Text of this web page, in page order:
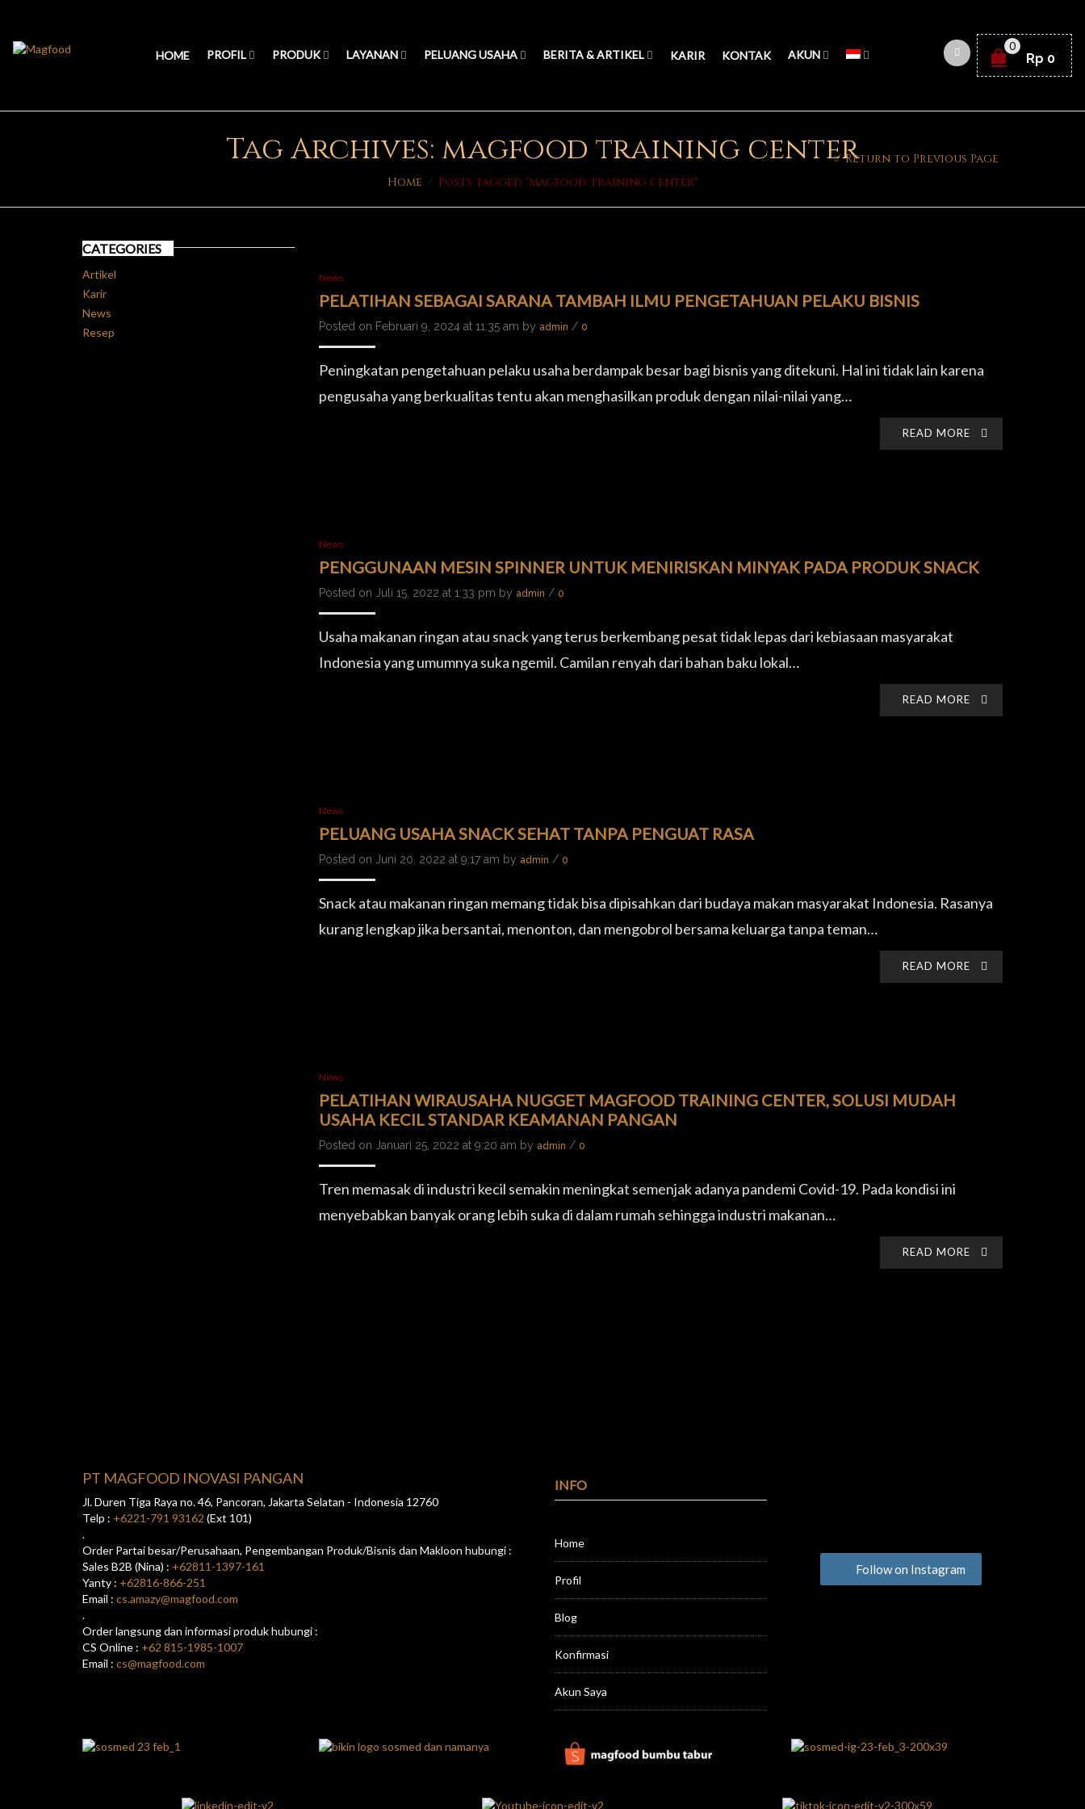
HOME PROFIL PRODUK LAYANAN PELUANG USAHA BERITA & ARTIKEL KARIR KONTAK AKUN
0
Rp 0
Tag Archives: magfood training center
Home / Posts tagged "magfood training center"
Return to Previous Page
News
PELATIHAN SEBAGAI SARANA TAMBAH ILMU PENGETAHUAN PELAKU BISNIS
Posted on Februari 9, 2024 at 11:35 am by admin / 0
Peningkatan pengetahuan pelaku usaha berdampak besar bagi bisnis yang ditekuni. Hal ini tidak lain karena
pengusaha yang berkualitas tentu akan menghasilkan produk dengan nilai-nilai yang…
READ MORE
News
PENGGUNAAN MESIN SPINNER UNTUK MENIRISKAN MINYAK PADA PRODUK SNACK
Posted on Juli 15, 2022 at 1:33 pm by admin / 0
Usaha makanan ringan atau snack yang terus berkembang pesat tidak lepas dari kebiasaan masyarakat
Indonesia yang umumnya suka ngemil. Camilan renyah dari bahan baku lokal…
READ MORE
News
PELUANG USAHA SNACK SEHAT TANPA PENGUAT RASA
Posted on Juni 20, 2022 at 9:17 am by admin / 0
Snack atau makanan ringan memang tidak bisa dipisahkan dari budaya makan masyarakat Indonesia. Rasanya
kurang lengkap jika bersantai, menonton, dan mengobrol bersama keluarga tanpa teman…
READ MORE
News
PELATIHAN WIRAUSAHA NUGGET MAGFOOD TRAINING CENTER, SOLUSI MUDAH
USAHA KECIL STANDAR KEAMANAN PANGAN
Posted on Januari 25, 2022 at 9:20 am by admin / 0
Tren memasak di industri kecil semakin meningkat semenjak adanya pandemi Covid-19. Pada kondisi ini
menyebabkan banyak orang lebih suka di dalam rumah sehingga industri makanan…
READ MORE
CATEGORIES
Artikel
Karir
News
Resep
PT MAGFOOD INOVASI PANGAN
Jl. Duren Tiga Raya no. 46, Pancoran, Jakarta Selatan - Indonesia 12760
Telp : +6221-791 93162 (Ext 101)
.
Order Partai besar/Perusahaan, Pengembangan Produk/Bisnis dan Makloon hubungi :
Sales B2B (Nina) : +62811-1397-161
Yanty : +62816-866-251
Email : cs.amazy@magfood.com
.
Order langsung dan informasi produk hubungi :
CS Online : +62 815-1985-1007
Email : cs@magfood.com
INFO
Home
Profil
Blog
Konfirmasi
Akun Saya
Follow on Instagram